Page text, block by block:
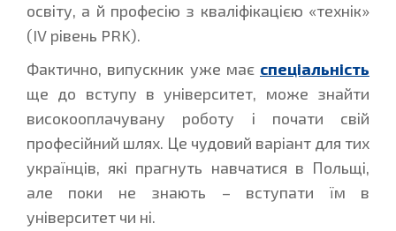
освіту, а й професію з кваліфікацією «технік»
(IV рівень PRK).
Фактично, випускник уже має спеціальність
ще до вступу в університет, може знайти
високооплачувану роботу і почати свій
професійний шлях. Це чудовий варіант для тих
українців, які прагнуть навчатися в Польщі,
але поки не знають – вступати їм в
університет чи ні.